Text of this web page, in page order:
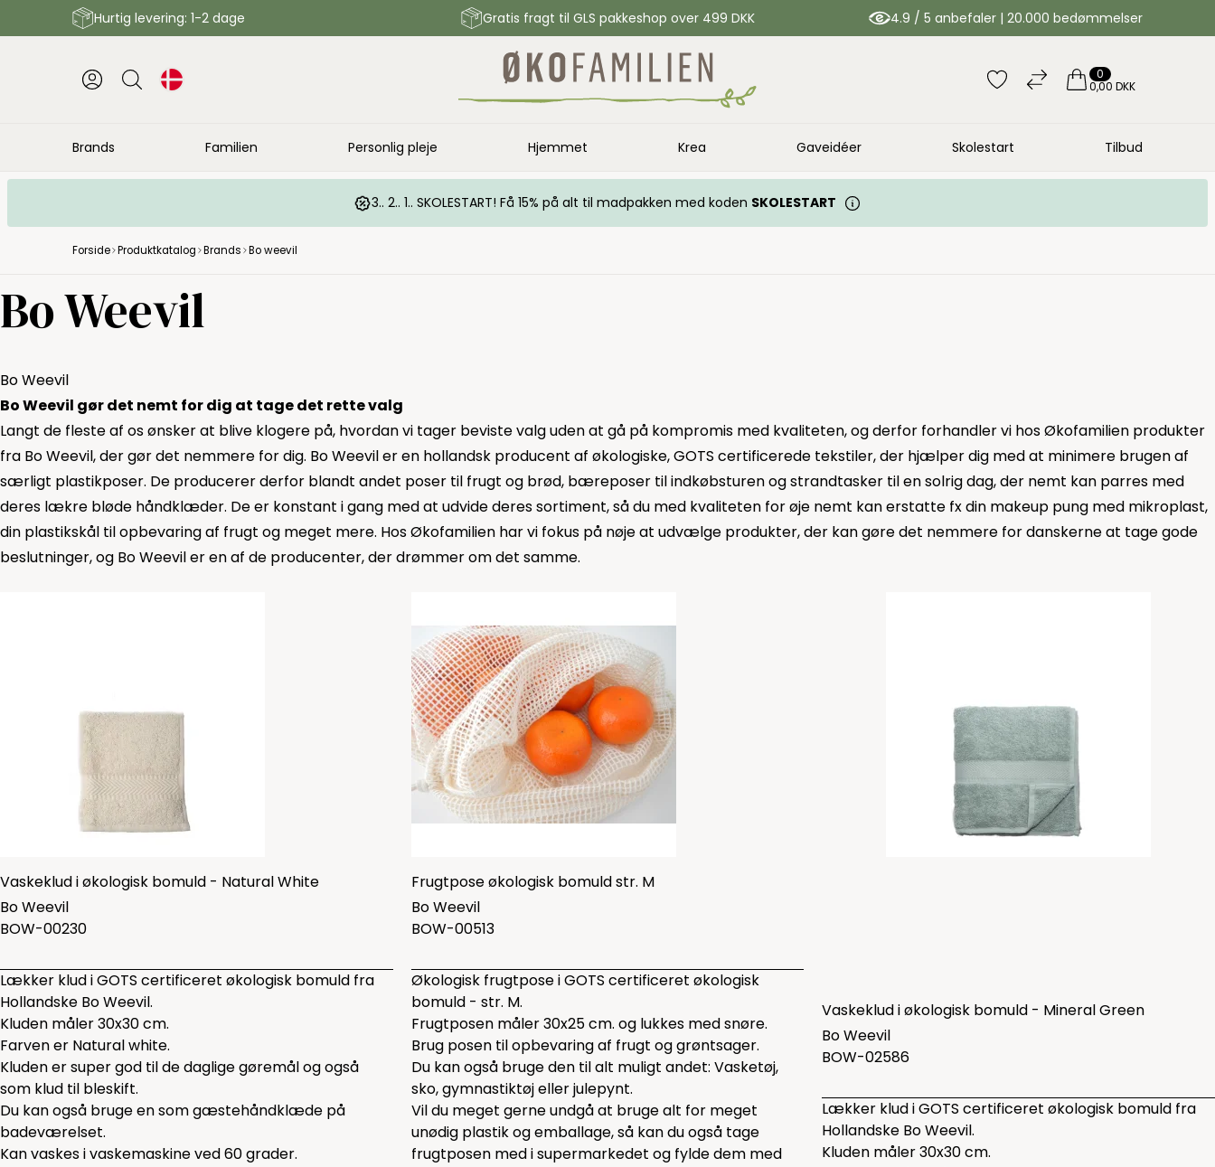
Hurtig levering: 1-2 dage Gratis fragt til GLS pakkeshop over 499 DKK 4.9 / 5 anbefaler | 20.000 bedømmelser
0
0,00 DKK
Brands Familien Personlig pleje Hjemmet Krea Gaveidéer Skolestart Tilbud
3.. 2.. 1.. SKOLESTART! Få 15% på alt til madpakken med koden SKOLESTART
Forside Produktkatalog Brands Bo weevil
Bo Weevil
Bo Weevil
Bo Weevil gør det nemt for dig at tage det rette valg
Langt de fleste af os ønsker at blive klogere på, hvordan vi tager beviste valg uden at gå på kompromis med kvaliteten, og derfor forhandler vi hos Økofamilien produkter
fra Bo Weevil, der gør det nemmere for dig. Bo Weevil er en hollandsk producent af økologiske, GOTS certificerede tekstiler, der hjælper dig med at minimere brugen af
særligt plastikposer. De producerer derfor blandt andet poser til frugt og brød, bæreposer til indkøbsturen ogstrandtasker til en solrig dag, der nemt kan parres med
deres lækre bløde håndklæder. De er konstant i gang med at udvide deres sortiment, så du med kvaliteten for øje nemt kan erstatte fx din makeup pung med mikroplast,
din plastikskål til opbevaring af frugt og meget mere. Hos Økofamilien har vi fokus på nøje at udvælge produkter, der kan gøre det nemmere for danskerne at tage gode
beslutninger, og Bo Weevil er en af de producenter, der drømmer om det samme.
Vaskeklud i økologisk bomuld - Natural White
Bo Weevil
BOW-00230
Lækker klud i GOTS certificeret økologisk bomuld fra
Hollandske Bo Weevil.
Kluden måler 30x30 cm.
Farven er Natural white.
Kluden er super god til de daglige gøremål og også
som klud til bleskift.
Du kan også bruge en som gæstehåndklæde på
badeværelset.
Kan vaskes i vaskemaskine ved 60 grader.
Frugtpose økologisk bomuld str. M
Bo Weevil
BOW-00513
Økologisk frugtpose i GOTS certificeret økologisk
bomuld - str. M.
Frugtposen måler 30x25 cm. og lukkes med snøre.
Brug posen til opbevaring af frugt og grøntsager.
Du kan også bruge den til alt muligt andet: Vasketøj,
sko, gymnastiktøj eller julepynt.
Vil du meget gerne undgå at bruge alt for meget
unødig plastik og emballage, så kan du også tage
frugtposen med i supermarkedet og fylde dem med
Vaskeklud i økologisk bomuld - Mineral Green
Bo Weevil
BOW-02586
Lækker klud i GOTS certificeret økologisk bomuld fra
Hollandske Bo Weevil.
Kluden måler 30x30 cm.